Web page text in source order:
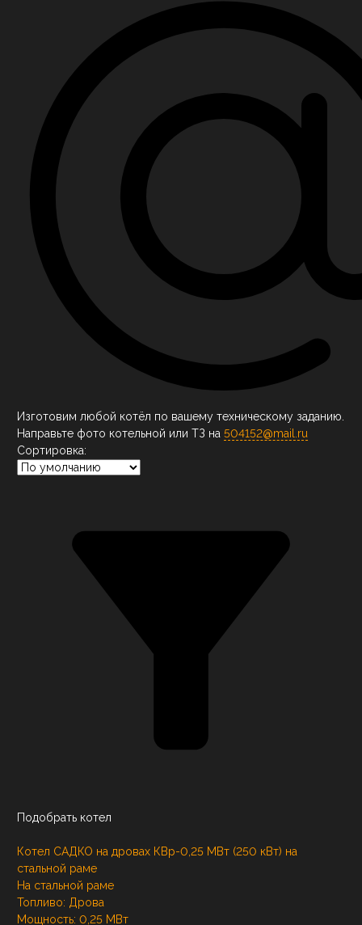
Изготовим любой котёл по вашему техническому заданию.
Направьте фото котельной или ТЗ на 504152@mail.ru
Сортировка:
Подобрать котел
Котел САДКО на дровах КВр-0,25 МВт (250 кВт) на
стальной раме
На стальной раме
Топливо: Дрова
Мощность: 0,25 МВт